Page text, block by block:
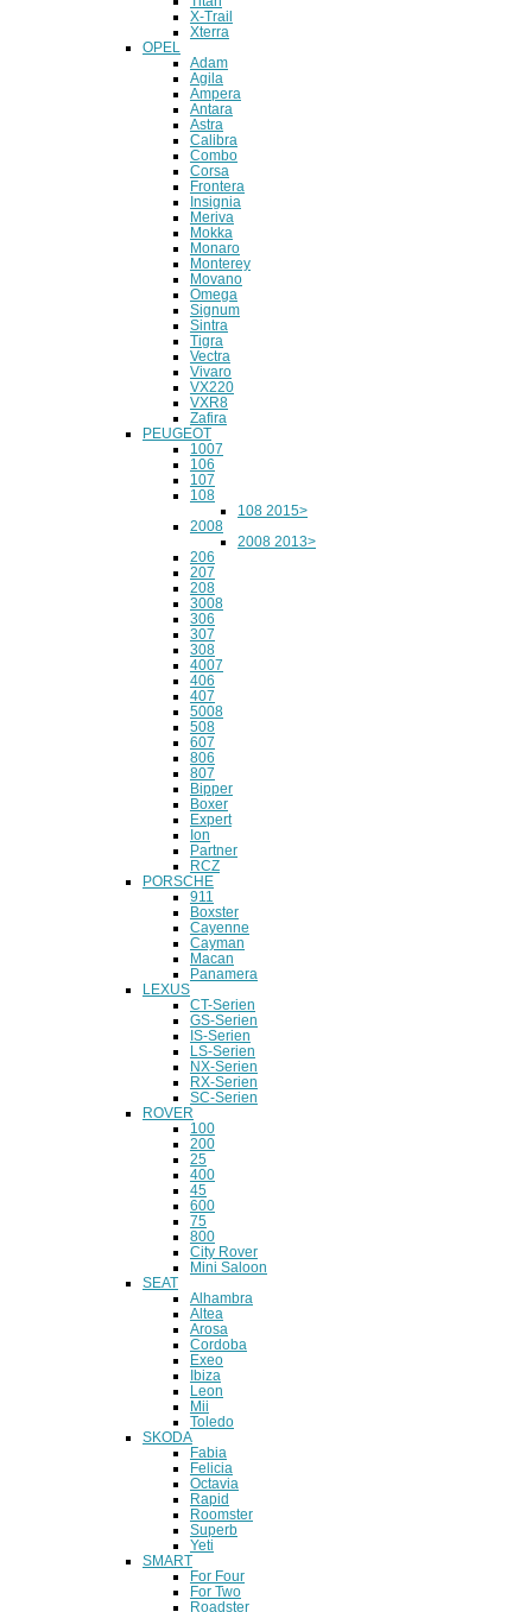
X-Trail
Xterra
OPEL
Adam
Agila
Ampera
Antara
Astra
Calibra
Combo
Corsa
Frontera
Insignia
Meriva
Mokka
Monaro
Monterey
Movano
Omega
Signum
Sintra
Tigra
Vectra
Vivaro
VX220
VXR8
Zafira
PEUGEOT
1007
106
107
108
108 2015>
2008
2008 2013>
206
207
208
3008
306
307
308
4007
406
407
5008
508
607
806
807
Bipper
Boxer
Expert
Ion
Partner
RCZ
PORSCHE
911
Boxster
Cayenne
Cayman
Macan
Panamera
LEXUS
CT-Serien
GS-Serien
IS-Serien
LS-Serien
NX-Serien
RX-Serien
SC-Serien
ROVER
100
200
25
400
45
600
75
800
City Rover
Mini Saloon
SEAT
Alhambra
Altea
Arosa
Cordoba
Exeo
Ibiza
Leon
Mii
Toledo
SKODA
Fabia
Felicia
Octavia
Rapid
Roomster
Superb
Yeti
SMART
For Four
For Two
Roadster